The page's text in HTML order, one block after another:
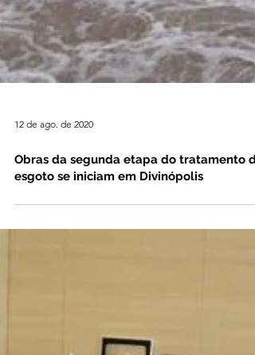
12 de ago. de 2020